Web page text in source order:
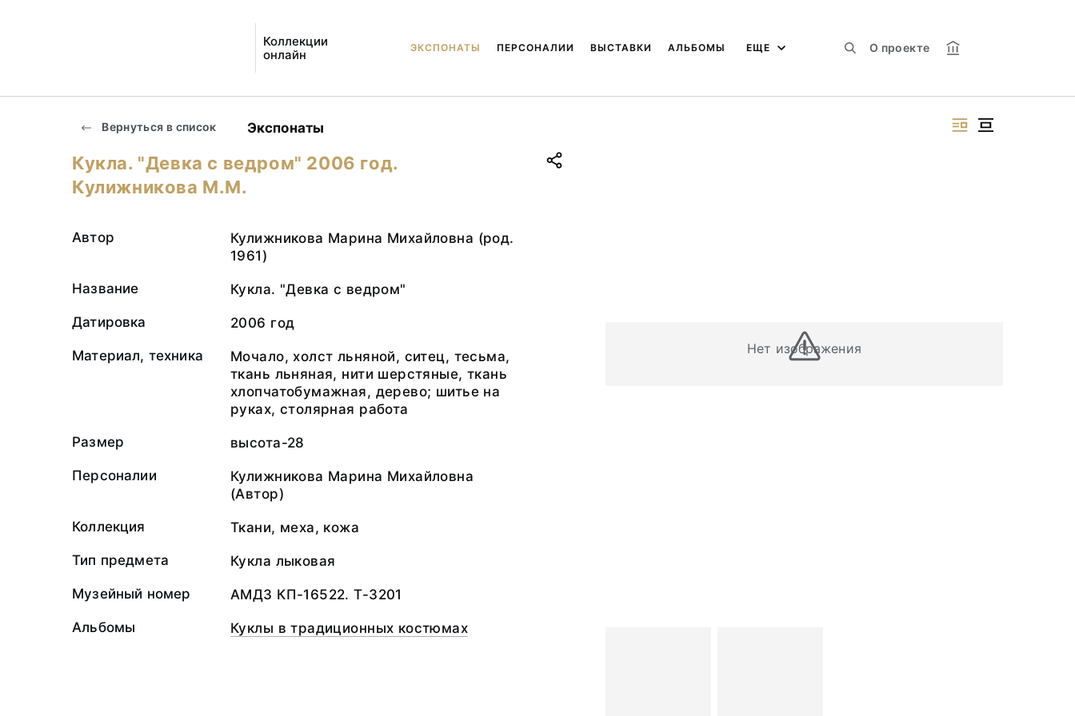
Коллекции
онлайн
О проекте
ЭКСПОНАТЫ ПЕРСОНАЛИИ ВЫСТАВКИ АЛЬБОМЫ ЕЩЕ
Вернуться в список Экспонаты
Нет изображения
Кукла. "Девка с ведром" 2006 год.
Кулижникова М.М.
Автор
Кулижникова Марина Михайловна (род.
1961)
Название Кукла. "Девка с ведром"
Датировка 2006 год
Материал, техника
Мочало, холст льняной, ситец, тесьма,
ткань льняная, нити шерстяные, ткань
хлопчатобумажная, дерево; шитье на
руках, столярная работа
Размер высота-28
Персоналии
Кулижникова Марина Михайловна
(Автор)
Коллекция Ткани, меха, кожа
Тип предмета Кукла лыковая
Музейный номер АМДЗ КП-16522. Т-3201
Альбомы Куклы в традиционных костюмах